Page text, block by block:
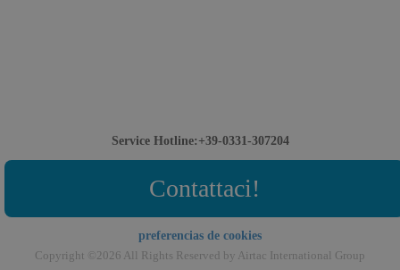
Service Hotline:+39-0331-307204
Contattaci!
preferencias de cookies
Copyright ©2026 All Rights Reserved by Airtac International Group